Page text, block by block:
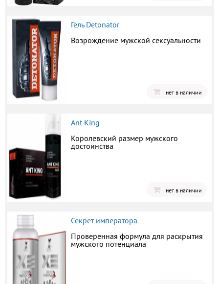
Гель Detonator
Возрождение мужской сексуальности
нет в наличии
Ant King
Королевский размер мужского
достоинства
нет в наличии
Секрет императора
Проверенная формула для раскрытия
мужского потенциала